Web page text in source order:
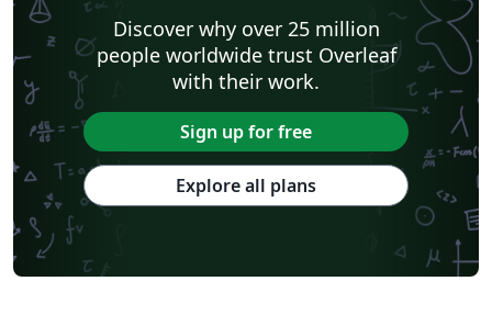
Discover why over 25 million
people worldwide trust Overleaf
with their work.
Sign up for free
Explore all plans